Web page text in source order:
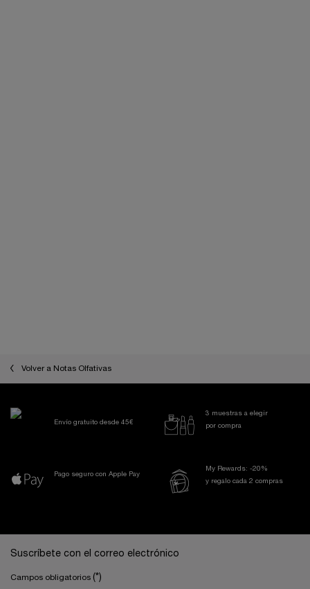
Volver a Notas Olfativas
Envío gratuito desde 45€
3 muestras a elegir
por compra
Pago seguro con Apple Pay
My Rewards: -20%
y regalo cada 2 compras
Suscríbete con el correo electrónico
Campos obligatorios (*)